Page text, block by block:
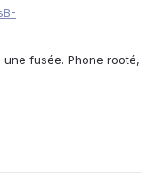
fusée. Phone rooté,